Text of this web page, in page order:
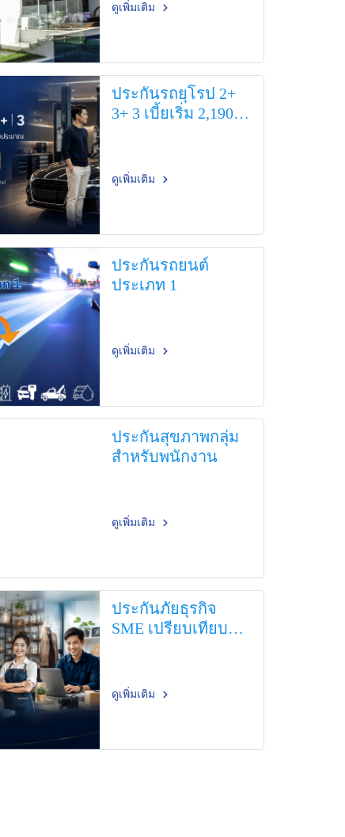
ดูเพิ่มเติม
ประกันรถยุโรป 2+
3+ 3 เบี้ยเริ่ม 2,190
ดูเพิ่มเติม
ประกันรถยนต์
ประเภท 1
ดูเพิ่มเติม
ประกันสุขภาพกลุ่ม
สำหรับพนักงาน
ดูเพิ่มเติม
ประกันภัยธุรกิจ
SME เปรียบเทียบ
ดูเพิ่มเติม